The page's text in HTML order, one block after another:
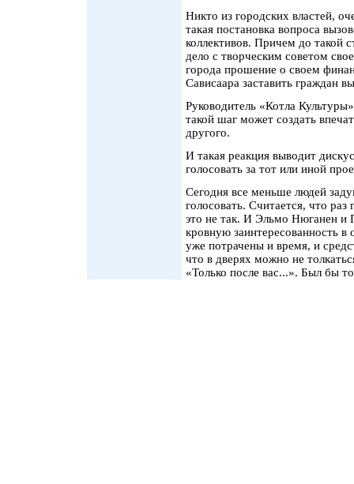
Никто из городских властей,
такая постановка вопроса
коллективов. Причем до такой
дело с творческим советом
города прошение о своем
Сависаара заставить граждан
Руководитель «Котла
такой шаг может создать
другого.
И такая реакция выводит
голосовать за тот или иной
Сегодня все меньше людей
голосовать. Считается, что
это не так. И Эльмо Нюганен и
кровную заинтересованность
уже потрачены и время, и
что в дверях можно не
«Только после вас...». Был бы